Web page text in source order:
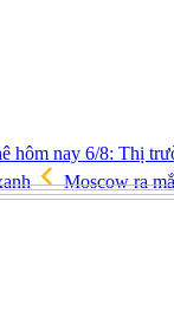
hôm nay 6/8: Thị
Moscow ra